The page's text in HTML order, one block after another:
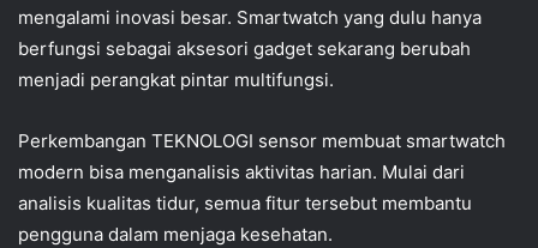
mengalami inovasi besar. Smartwatch yang dulu hanya
berfungsi sebagai aksesori gadget sekarang berubah
menjadi perangkat pintar multifungsi.
Perkembangan TEKNOLOGI sensor membuat smartwatch
modern bisa menganalisis aktivitas harian. Mulai dari
analisis kualitas tidur, semua fitur tersebut membantu
pengguna dalam menjaga kesehatan.